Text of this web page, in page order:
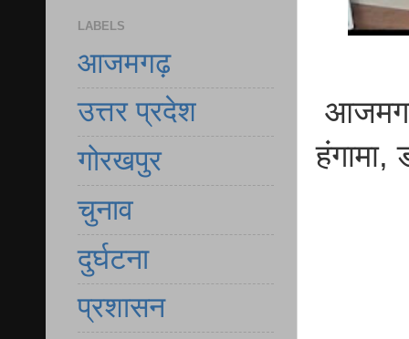
हंगामा,
LABELS
आजमगढ़
उत्तर प्रदेश
गोरखपुर
चुनाव
दुर्घटना
प्रशासन